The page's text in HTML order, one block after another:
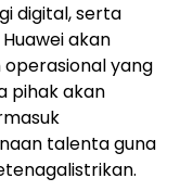
digital, serta
akan
yang
pihak akan
talenta guna